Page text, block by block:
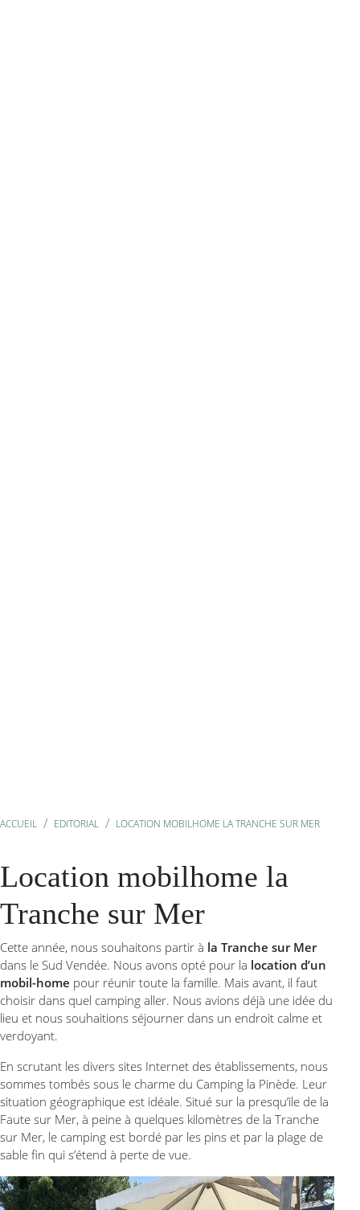
ACCUEIL EDITORIAL LOCATION MOBILHOME LA TRANCHE SUR MER
Location mobilhome la
Tranche sur Mer
Cette année, nous souhaitons partir à la Tranche sur Mer
dans le Sud Vendée. Nous avons opté pour la location d’un
mobil-home pour réunir toute la famille. Mais avant, il faut
choisir dans quel camping aller. Nous avions déjà une idée du
lieu et nous souhaitions séjourner dans un endroit calme et
verdoyant.
En scrutant les divers sites Internet des établissements, nous
sommes tombés sous le charme du Camping la Pinède. Leur
situation géographique est idéale. Situé sur la presqu’ile de la
Faute sur Mer, à peine à quelques kilomètres de la Tranche
sur Mer, le camping est bordé par les pins et par la plage de
sable fin qui s’étend à perte de vue.